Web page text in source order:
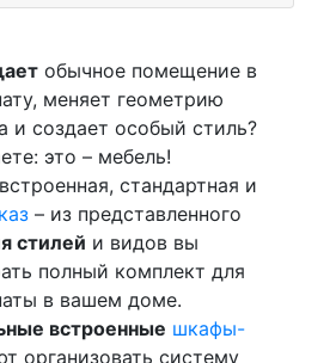
обычное помещение в
меняет геометрию
и создает особый стиль?
это – мебель!
стандартная и
– из представленного
стилей и видов вы
полный комплект для
в вашем доме.
встроенные шкафы-
организовать систему